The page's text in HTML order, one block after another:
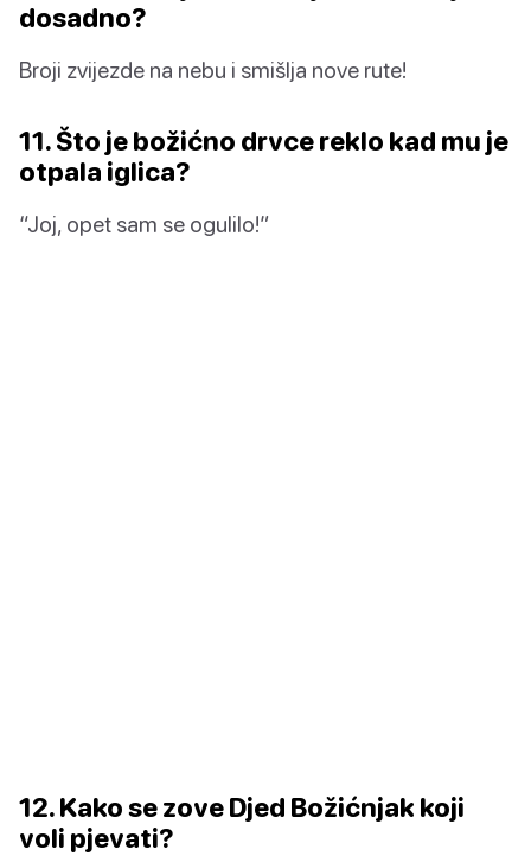
dosadno?
Broji zvijezde na nebu i smišlja nove rute!
11. Što je božićno drvce reklo kad mu je
otpala iglica?
“Joj, opet sam se ogulilo!”
12. Kako se zove Djed Božićnjak koji
voli pjevati?